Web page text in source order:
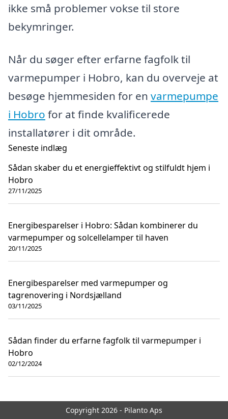
ikke små problemer vokse til store
bekymringer.
Når du søger efter erfarne fagfolk til
varmepumper i Hobro, kan du overveje at
besøge hjemmesiden for en varmepumpe
i Hobro for at finde kvalificerede
installatører i dit område.
Seneste indlæg
Sådan skaber du et energieffektivt og stilfuldt hjem i
Hobro
27/11/2025
Energibesparelser i Hobro: Sådan kombinerer du
varmepumper og solcellelamper til haven
20/11/2025
Energibesparelser med varmepumper og
tagrenovering i Nordsjælland
03/11/2025
Sådan finder du erfarne fagfolk til varmepumper i
Hobro
02/12/2024
Copyright 2026 - Pilanto Aps